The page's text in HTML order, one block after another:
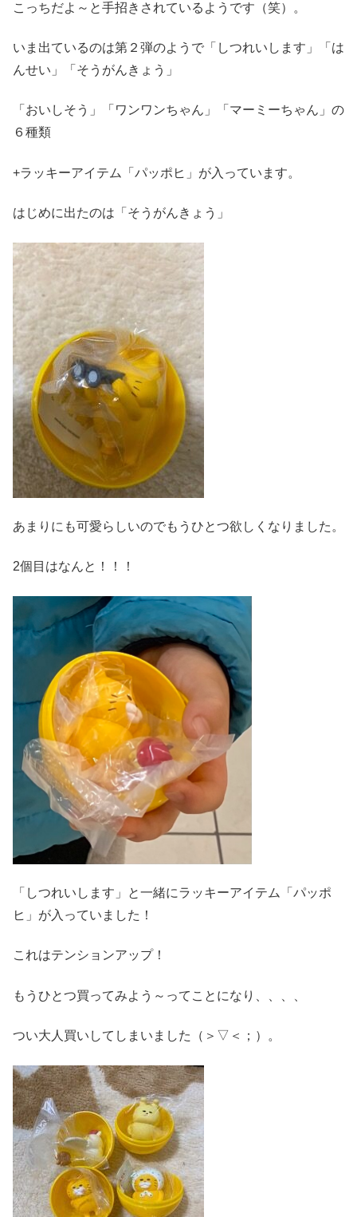
こっちだよ～と手招きされているようです（笑）。
いま出ているのは第２弾のようで「しつれいします」「は
んせい」「そうがんきょう」
「おいしそう」「ワンワンちゃん」「マーミーちゃん」の
６種類
+ラッキーアイテム「パッポヒ」が入っています。
はじめに出たのは「そうがんきょう」
あまりにも可愛らしいのでもうひとつ欲しくなりました。
2個目はなんと！！！
「しつれいします」と一緒にラッキーアイテム「パッポ
ヒ」が入っていました！
これはテンションアップ！
もうひとつ買ってみよう～ってことになり、、、、
つい大人買いしてしまいました（＞▽＜；）。